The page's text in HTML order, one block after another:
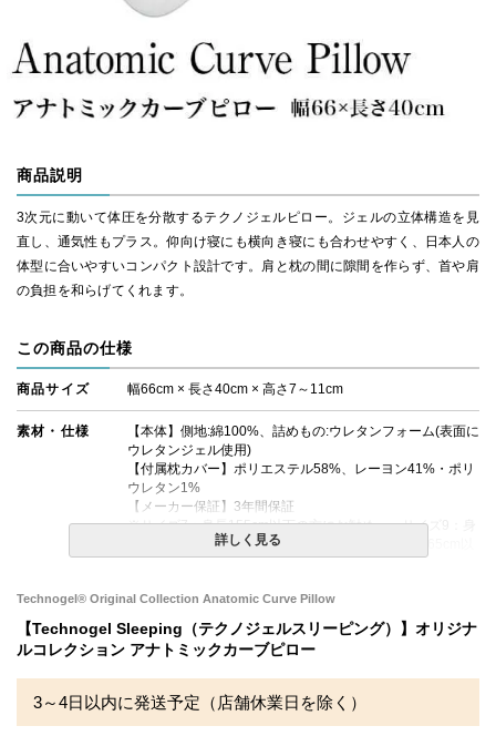
商品説明
3次元に動いて体圧を分散するテクノジェルピロー。ジェルの立体構造を見
直し、通気性もプラス。仰向け寝にも横向き寝にも合わせやすく、日本人の
体型に合いやすいコンパクト設計です。肩と枕の間に隙間を作らず、首や肩
の負担を和らげてくれます。
この商品の仕様
商品サイズ 幅66cm × 長さ40cm × 高さ7～11cm
素材・仕様
【本体】側地:綿100%、詰めもの:ウレタンフォーム(表面に
ウレタンジェル使用)
【付属枕カバー】ポリエステル58%、レーヨン41%・ポリ
ウレタン1%
【メーカー保証】3年間保証
※サイズ7：身長155cm以下の方にお勧め、 サイズ9：身
長155～165cmの方にお勧め、 サイズ11：身長165cm以
上の方にお勧め
生産国 イタリア
送料 無料
※北海道・沖縄・離島等一部地域へのお届けは別途送料が
発生する場合がございます。また発送予定も変更になる場
詳しく見る
Technogel® Original Collection Anatomic Curve Pillow
【Technogel Sleeping（テクノジェルスリーピング）】オリジナ
ルコレクション アナトミックカーブピロー
3～4日以内に発送予定（店舗休業日を除く）